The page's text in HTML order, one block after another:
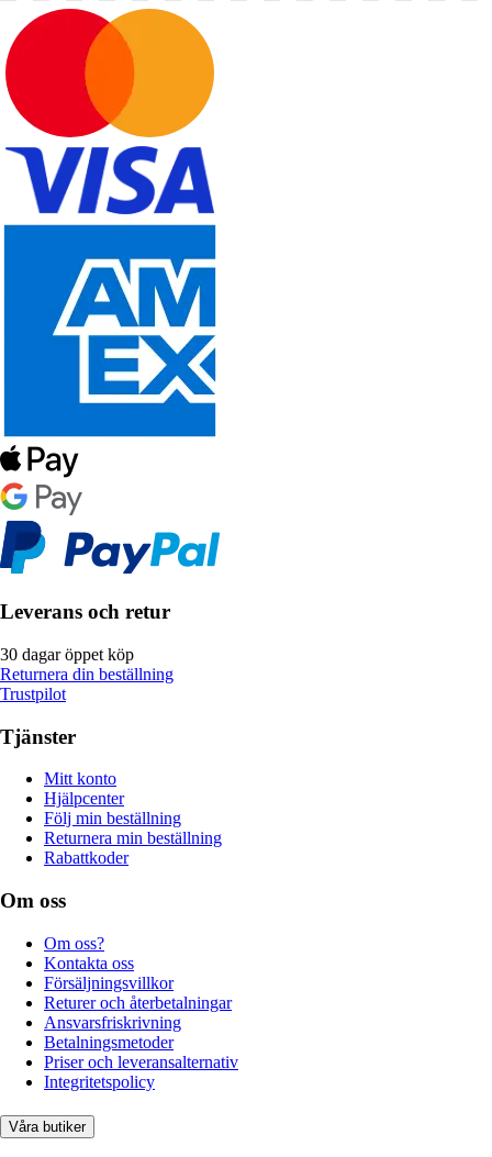
Leverans och retur
30 dagar öppet köp
Returnera din beställning
Trustpilot
Tjänster
Mitt konto
Hjälpcenter
Följ min beställning
Returnera min beställning
Rabattkoder
Om oss
Om oss?
Kontakta oss
Försäljningsvillkor
Returer och återbetalningar
Ansvarsfriskrivning
Betalningsmetoder
Priser och leveransalternativ
Integritetspolicy
Våra butiker